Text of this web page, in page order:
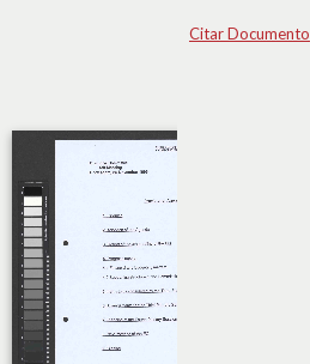
Citar Documento